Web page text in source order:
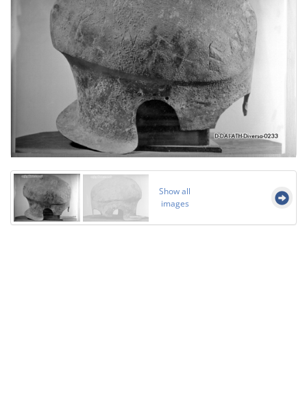
Show all
images